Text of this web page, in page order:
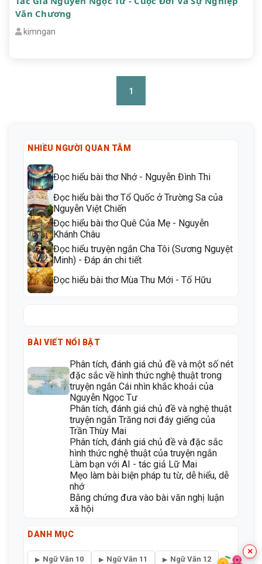
Văn Chương
kimngan
1
NHIỀU NGƯỜI QUAN TÂM
Đọc hiểu bài thơ Nhớ - Nguyễn Đình Thi
Đọc hiểu bài thơ Tổ Quốc ở Trường Sa của
Nguyễn Việt Chiến
Đọc hiểu bài thơ Quê Của Mẹ - Nguyễn
Khánh Châu
Đọc hiểu truyện ngắn Cha Tôi (Sương Nguyệt
Minh) - Đáp án chi tiết
Đọc hiểu bài thơ Mùa Thu Mới - Tố Hữu
BÀI VIẾT NỔI BẬT
Phân tích, đánh giá chủ đề và một số nét
đặc sắc về hình thức nghệ thuật trong
truyện ngắn Cái nhìn khắc khoải của
Nguyễn Ngọc Tư
Phân tích, đánh giá chủ đề và nghệ thuật
truyện ngắn Trăng nơi đáy giếng của
Trần Thùy Mai
Phân tích, đánh giá chủ đề và đặc sắc
hình thức nghệ thuật của truyện ngắn
Làm bạn với AI - tác giả Lữ Mai
Mẹo làm bài biện pháp tu từ, dễ hiểu, dễ
nhớ
Bằng chứng đưa vào bài văn nghị luận
xã hội
DANH MỤC
Ngữ Văn 10 Ngữ Văn 11
Ngữ Văn 12
×